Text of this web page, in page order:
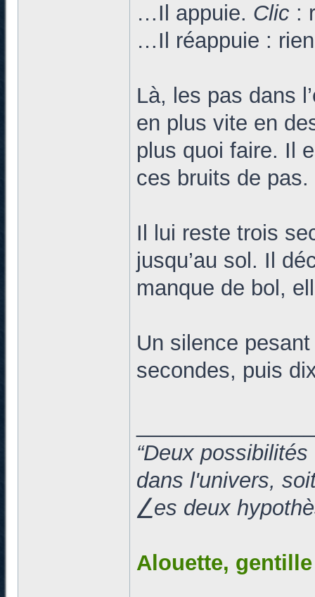
…Il appuie. Clic :
…Il réappuie :
Là, les pas dans
en plus vite en
plus quoi faire. Il
ces bruits de pas.
Il lui reste trois
jusqu’au sol. Il
manque de bol,
Un silence pesant
secondes, puis
“Deux
dans l'univers,
⎳es deux
Alouette,